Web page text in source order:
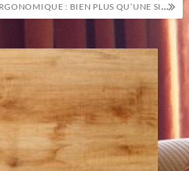
BUREAU ERGONOMIQUE : BIEN PLUS QU’UNE SIMPLE CHAISE